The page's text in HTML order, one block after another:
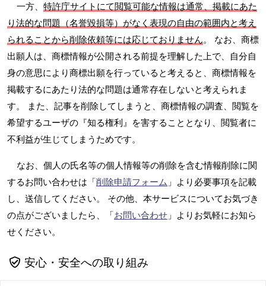
一方、 特許庁サイトにて閲覧可能な情報は通常、掲載にあた
り法的な問題（名誉毀損等）がなく表現の自由の範囲内と考え
られることから削除依頼等には応じておりません。 なお、商標
出願人は、商標情報が公開される前提を理解した上で、自分自
身の意思により商標出願を行っていると考えると、商標情報を
掲載するにあたり法的な問題は通常存在しないと考えられま
す。 また、記事を削除してしまうと、商標情報の調査、閲覧を
希望するユーザの『知る権利』を害することとなり、閲覧者に
不利益が生じてしまうためです。
なお、個人の氏名等の個人情報等の削除を含む情報削除に関
するお問い合わせは「削除申請フォーム 」より必要事項を記載
し、送信してください。 その他、本サービスについてお気づき
の点がございましたら、「お問い合わせ 」よりお気軽にお知ら
せください。
安心・安全への取り組み